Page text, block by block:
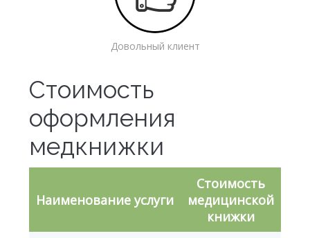
Довольный клиент
Стоимость
оформления
медкнижки
Наименование услуги
Стоимость
медицинской
книжки